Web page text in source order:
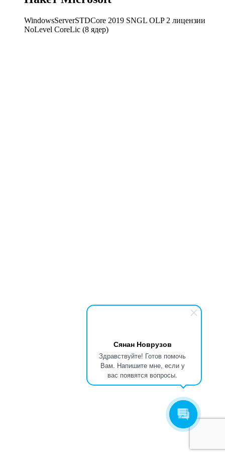
Сянан Новрузов
Здравствуйте! Готов помочь
Вам. Напишите мне, если у
вас появятся вопросы.
WindowsServerSTDCore 2019 SNGL OLP 2 лицензии
NoLevel CoreLic (8 ядер)